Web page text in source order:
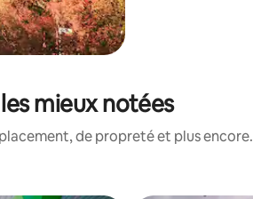
mieux notées
de propreté et plus encore.